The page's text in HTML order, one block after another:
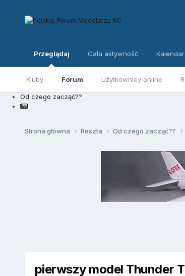
Przeglądaj
Kluby Forum Użytkownicy online
Cała aktywność
Od czego zacząć??
Strona główna Reszta Od czego zacząć??
pierwszy model Thunder